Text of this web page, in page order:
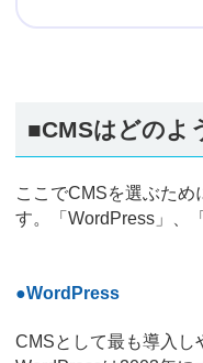
■CMSはどのよ
ここでCMSを選ぶため
す。「WordPress」、
●WordPress
CMSとして最も導入し